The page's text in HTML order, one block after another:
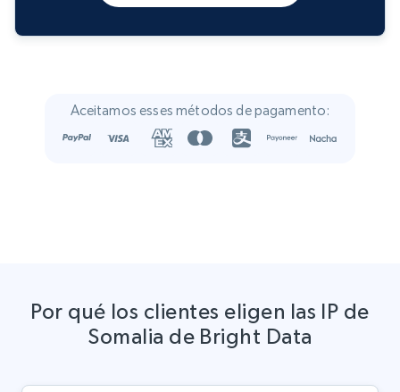
Aceitamos esses métodos de pagamento:
Por qué los clientes eligen las IP de
Somalia de Bright Data